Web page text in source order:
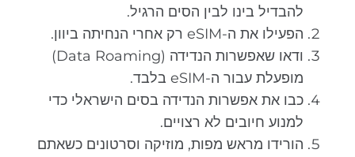
להבדיל בינו לבין הסים הרגיל.
הפעילו את ה-eSIM רק אחרי הנחיתה ביוון.
ודאו שאפשרות הנדידה (Data Roaming)
מופעלת עבור ה-eSIM בלבד.
כבו את אפשרות הנדידה בסים הישראלי כדי
למנוע חיובים לא רצויים.
הורידו מראש מפות, מוזיקה וסרטונים כשאתם